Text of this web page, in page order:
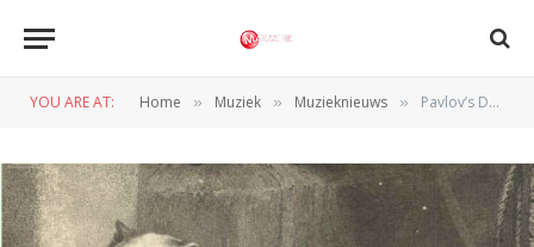
YOU ARE AT: Home » Muziek » Muzieknieuws » Pavlov’s Dog naar Arnhem